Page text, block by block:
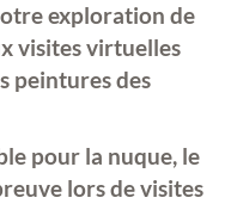
exploration de
visites virtuelles
peintures des
pour la nuque, le
lors de visites